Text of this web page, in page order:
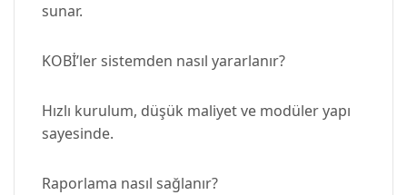
sunar.
KOBİ’ler sistemden nasıl yararlanır?
Hızlı kurulum, düşük maliyet ve modüler yapı
sayesinde.
Raporlama nasıl sağlanır?